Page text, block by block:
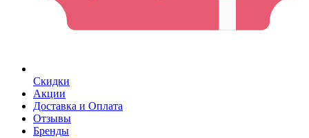
Скидки
Акции
Доставка и Оплата
Отзывы
Бренды